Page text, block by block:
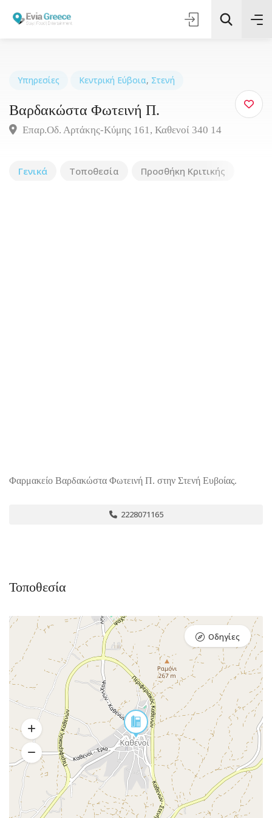
Τοποθεσία
Υπηρεσίες Κεντρική Εύβοια, Στενή
Βαρδακώστα Φωτεινή Π.
Επαρ.Οδ. Αρτάκης-Κύμης 161, Καθενοί 340 14
Γενικά Τοποθεσία Προσθήκη Κριτικής
Φαρμακείο Βαρδακώστα Φωτεινή Π. στην Στενή Ευβοίας.
2228071165
Τοποθεσία
Οδηγίες